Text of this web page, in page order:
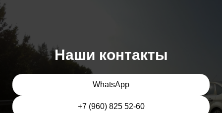
Наши контакты
WhatsApp
+7 (960) 825 52-60